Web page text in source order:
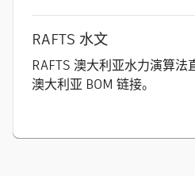
RAFTS 水文
RAFTS 澳大利亚水力演算法
澳大利亚 BOM 链接。